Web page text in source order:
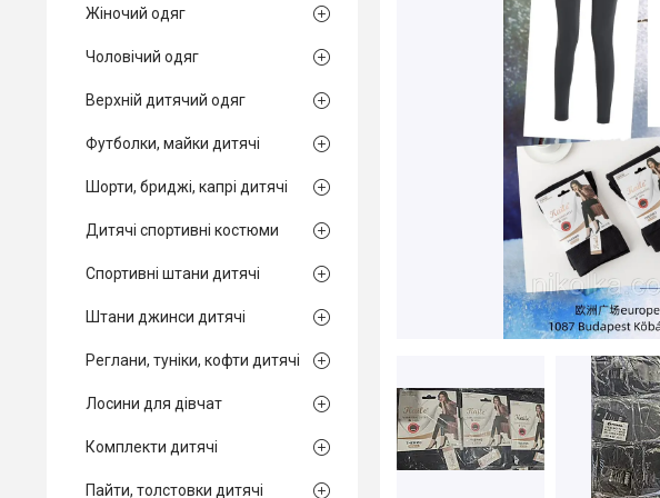
Жіночий одяг
Чоловічий одяг
Верхній дитячий одяг
Футболки, майки дитячі
Шорти, бриджі, капрі дитячі
Дитячі спортивні костюми
Спортивні штани дитячі
Штани джинси дитячі
Реглани, туніки, кофти дитячі
Лосини для дівчат
Комплекти дитячі
Пайти, толстовки дитячі